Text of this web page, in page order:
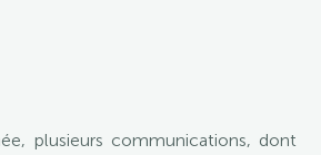
plusieurs communications, dont